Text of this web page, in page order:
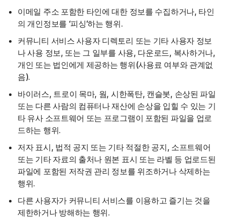
이메일 주소 포함한 타인에 대한 정보를 수집하거나, 타인
의 개인정보를 ‘피싱’하는 행위.
커뮤니티 서비스 사용자 디렉토리 또는 기타 사용자 정보
나 사용 정보, 또는 그 일부를 사용, 다운로드, 복사하거나,
개인 또는 법인에게 제공하는 행위(사용료 여부와 관계없
음).
바이러스, 트로이 목마, 웜, 시한폭탄, 캔슬봇, 손상된 파일
또는 다른 사람의 컴퓨터나 재산에 손상을 입힐 수 있는 기
타 유사 소프트웨어 또는 프로그램이 포함된 파일을 업로
드하는 행위.
저자 표시, 법적 공지 또는 기타 적절한 공지, 소프트웨어
또는 기타 자료의 출처나 원본 표시 또는 라벨 등 업로드된
파일에 포함된 저작권 관리 정보를 위조하거나 삭제하는
행위.
다른 사용자가 커뮤니티 서비스를 이용하고 즐기는 것을
제한하거나 방해하는 행위.